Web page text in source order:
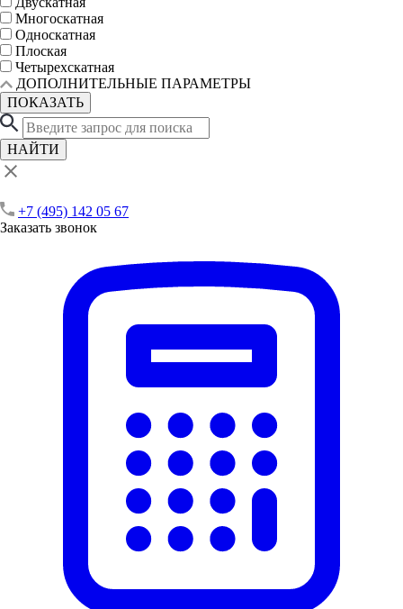
Многоскатная
Односкатная
Плоская
Четырехскатная
ДОПОЛНИТЕЛЬНЫЕ ПАРАМЕТРЫ
ПОКАЗАТЬ
НАЙТИ
+7 (495) 142 05 67
Заказать звонок